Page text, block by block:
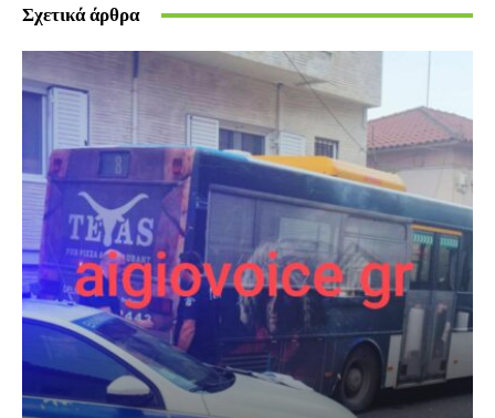
Σχετικά άρθρα